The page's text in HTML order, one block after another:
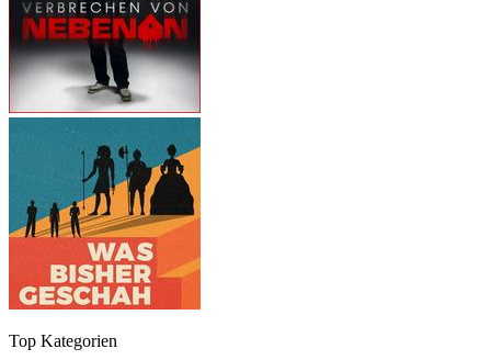
Top Kategorien